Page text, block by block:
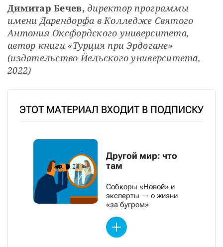
Димитар Бечев, директор программы
имени Дарендорфа в Колледже Святого
Антония Оксфордского университета,
автор книги «Турция при Эрдогане»
(издательство Йельского университета,
2022)
ЭТОТ МАТЕРИАЛ ВХОДИТ В ПОДПИСКУ
Другой мир: что
там
Собкоры «Новой» и
эксперты — о жизни
«за бугром»